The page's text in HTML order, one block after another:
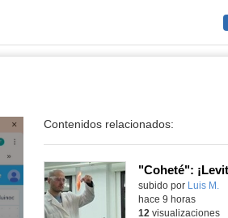
Contenidos relacionados:
Contenido educativo.
subido por Luis M.
hace 9 horas
12 visualizaciones